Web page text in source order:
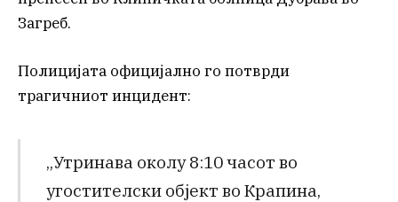
Загреб.
Полицијата официјално го потврди
трагичниот инцидент:
„Утринава околу 8:10 часот во
угостителски објект во Крапина,